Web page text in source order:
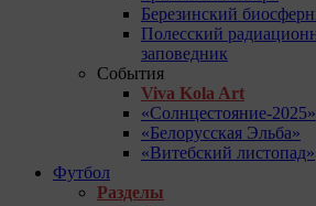
Березинский
Полесский
заповедник
События
Viva Kola Art
«Солнцестояние-2025»
«Белорусская Эльба»
«Витебский листопад»
Футбол
Разделы